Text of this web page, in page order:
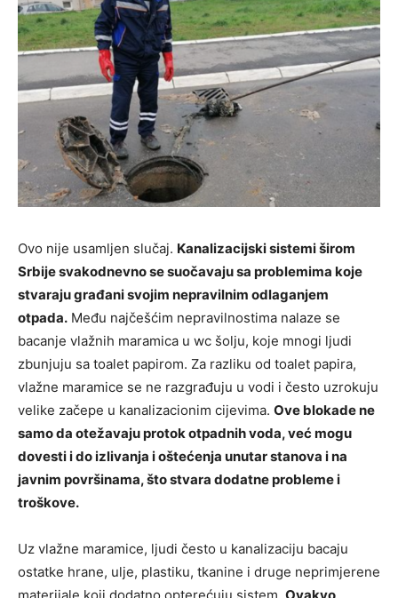
Ovo nije usamljen slučaj. Kanalizacijski sistemi širom
Srbije svakodnevno se suočavaju sa problemima koje
stvaraju građani svojim nepravilnim odlaganjem
otpada. Među najčešćim nepravilnostima nalaze se
bacanje vlažnih maramica u wc šolju, koje mnogi ljudi
zbunjuju sa toalet papirom. Za razliku od toalet papira,
vlažne maramice se ne razgrađuju u vodi i često uzrokuju
velike začepe u kanalizacionim cijevima. Ove blokade ne
samo da otežavaju protok otpadnih voda, već mogu
dovesti i do izlivanja i oštećenja unutar stanova i na
javnim površinama, što stvara dodatne probleme i
troškove.
Uz vlažne maramice, ljudi često u kanalizaciju bacaju
ostatke hrane, ulje, plastiku, tkanine i druge neprimjerene